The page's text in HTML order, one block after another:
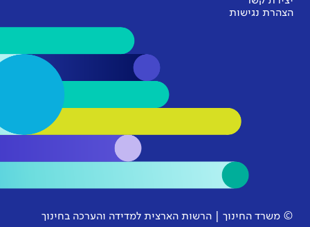
הצהרת נגישות
© משרד החינוך | הרשות הארצית למדידה והערכה בחינוך